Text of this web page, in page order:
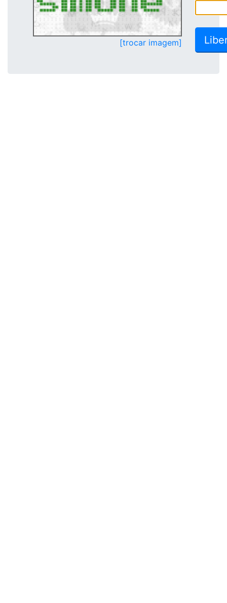
[trocar imagem]